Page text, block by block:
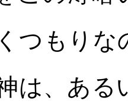
つもりな
は、あ